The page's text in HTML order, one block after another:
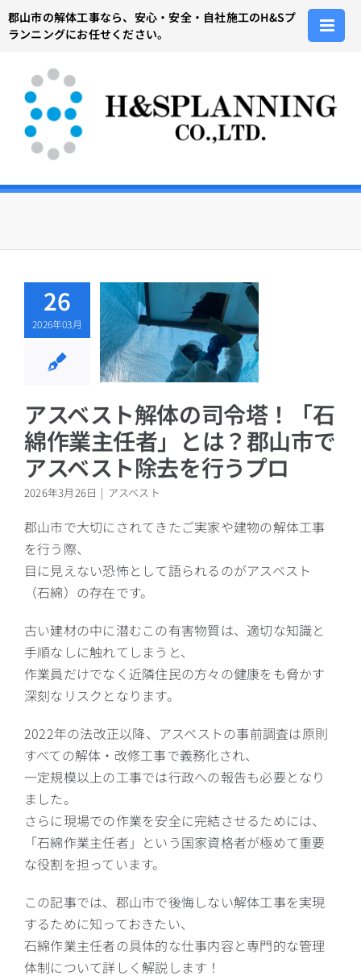
Skip
to
郡山市の解体工事なら、安心・安全・自社施工のH&Sプ
ランニングにお任せください。
26
2026年03月
ト解体の
！「石綿
任者」と
山市でア
除去を行
スベストアスベスト解体の司令塔！「石
綿作業主任者」とは？郡山市で
アスベスト除去を行うプロ
2026年3月26日 | アスベスト
郡山市で大切にされてきたご実家や建物の解体工事
を行う際、
目に見えない恐怖として語られるのがアスベスト
（石綿）の存在です。
古い建材の中に潜むこの有害物質は、適切な知識と
手順なしに触れてしまうと、
作業員だけでなく近隣住民の方々の健康をも脅かす
深刻なリスクとなります。
2022年の法改正以降、アスベストの事前調査は原則
すべての解体・改修工事で義務化され、
一定規模以上の工事では行政への報告も必要となり
ました。
さらに現場での作業を安全に完結させるためには、
「石綿作業主任者」という国家資格者が極めて重要
な役割を担っています。
この記事では、郡山市で後悔しない解体工事を実現
するために知っておきたい、
石綿作業主任者の具体的な仕事内容と専門的な管理
体制について詳しく解説します！